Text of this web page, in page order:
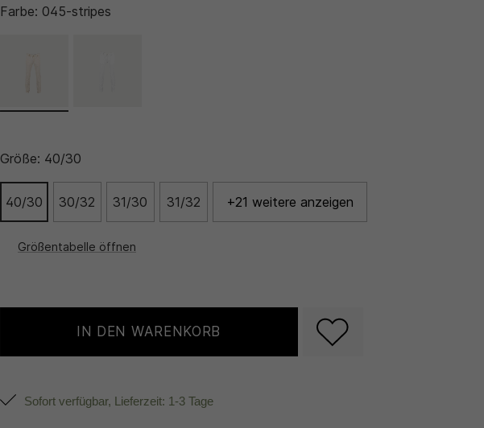
Farbe: 045-stripes
Größe: 40/30
40/30 30/32 31/30 31/32 +21 weitere anzeigen
Größentabelle öffnen
IN DEN WARENKORB
Sofort verfügbar, Lieferzeit: 1-3 Tage